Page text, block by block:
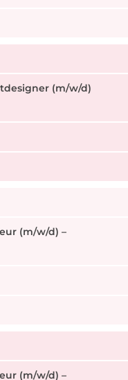
(m/w/d)
(m/w/d) –
(m/w/d) –